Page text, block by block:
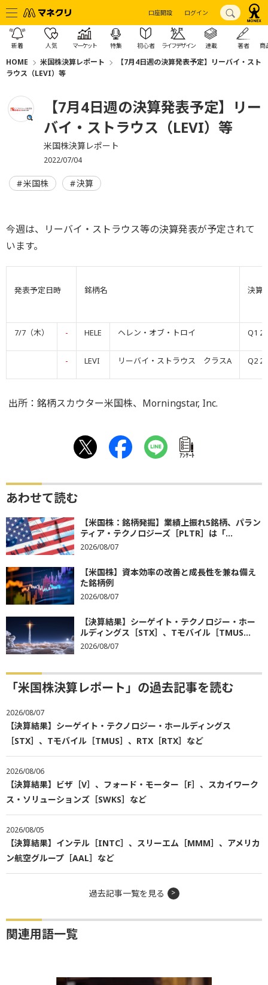
口座開設 ログイン
新着 人気 マーケット 特集 初心者 ライフデザイン 連載 著者 商
HOME 米国株決算レポート
【7月4日週の決算発表予定】リーバイ・スト
ラウス（LEVI）等
【7月4日週の決算発表予定】リー
バイ・ストラウス（LEVI）等
米国株決算レポート
2022/07/04
米国株 決算
今週は、リーバイ・ストラウス等の決算発表が予定されて
います。
発表予定日時 銘柄名 決算
7/7（木） - HELE ヘレン・オブ・トロイ Q1 23
- LEVI リーバイ・ストラウス クラスA Q2 22
出所：銘柄スカウター米国株、Morningstar, Inc.
ｱﾝｹｰﾄ
あわせて読む
【米国株：銘柄発掘】業績上振れ5銘柄、パラン
ティア・テクノロジーズ［PLTR］は「...
2026/08/07
【米国株】資本効率の改善と成長性を兼ね備え
た銘柄例
2026/08/07
【決算結果】シーゲイト・テクノロジー・ホー
ルディングス［STX］、Tモバイル［TMUS...
2026/08/07
「米国株決算レポート」の過去記事を読む
2026/08/07
【決算結果】シーゲイト・テクノロジー・ホールディングス
［STX］、Tモバイル［TMUS］、RTX［RTX］など
2026/08/06
【決算結果】ビザ［V］、フォード・モーター［F］、スカイワーク
ス・ソリューションズ［SWKS］など
2026/08/05
【決算結果】インテル［INTC］、スリーエム［MMM］、アメリカ
ン航空グループ［AAL］など
過去記事一覧を見る
関連用語一覧